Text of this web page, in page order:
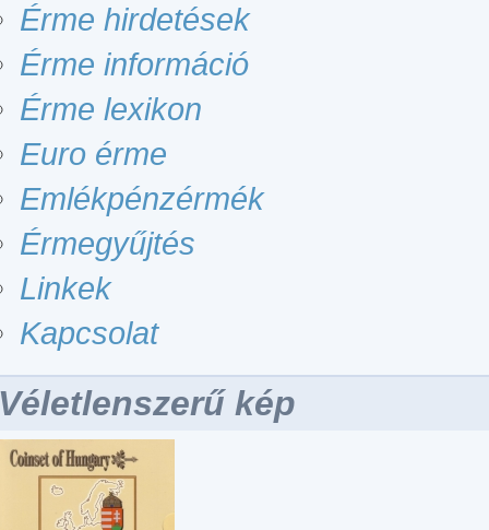
Érme hirdetések
Érme információ
Érme lexikon
Euro érme
Emlékpénzérmék
Érmegyűjtés
Linkek
Kapcsolat
kép